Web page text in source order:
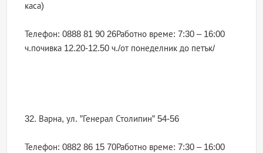
каса)
Телефон: 0888 81 90 26Работно време: 7:30 – 16:00
ч.почивка 12.20-12.50 ч./от понеделник до петък/
32. Варна, ул. ”Генерал Столипин” 54-56
Телефон: 0882 86 15 70Работно време: 7:30 – 16:00